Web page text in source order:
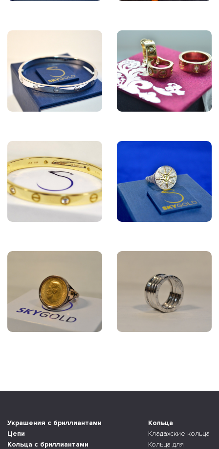
Украшения с бриллиантами
Цепи
Кольца с бриллиантами
Кольца
Кладахские кольца
Кольца для